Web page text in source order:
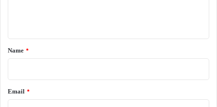
*Name *
Email *